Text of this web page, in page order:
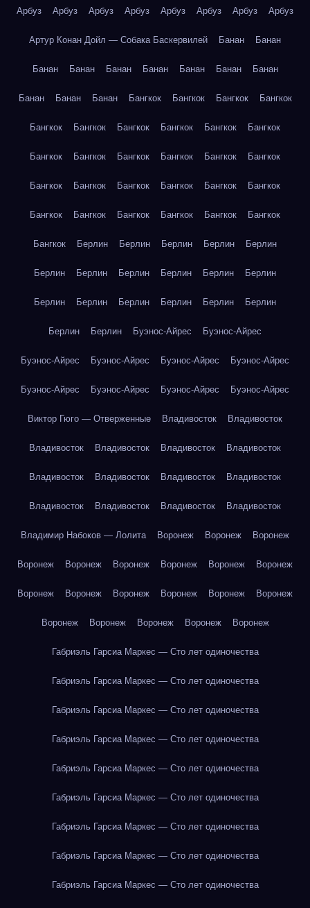
Арбуз Арбуз Арбуз Арбуз Арбуз Арбуз Арбуз Арбуз
Артур Конан Дойл — Собака Баскервилей Банан Банан
Банан Банан Банан Банан Банан Банан Банан
Банан Банан Банан Бангкок Бангкок Бангкок Бангкок
Бангкок Бангкок Бангкок Бангкок Бангкок Бангкок
Бангкок Бангкок Бангкок Бангкок Бангкок Бангкок
Бангкок Бангкок Бангкок Бангкок Бангкок Бангкок
Бангкок Бангкок Бангкок Бангкок Бангкок Бангкок
Бангкок Берлин Берлин Берлин Берлин Берлин
Берлин Берлин Берлин Берлин Берлин Берлин
Берлин Берлин Берлин Берлин Берлин Берлин
Берлин Берлин Буэнос-Айрес Буэнос-Айрес
Буэнос-Айрес Буэнос-Айрес Буэнос-Айрес Буэнос-Айрес
Буэнос-Айрес Буэнос-Айрес Буэнос-Айрес Буэнос-Айрес
Виктор Гюго — Отверженные Владивосток Владивосток
Владивосток Владивосток Владивосток Владивосток
Владивосток Владивосток Владивосток Владивосток
Владивосток Владивосток Владивосток Владивосток
Владимир Набоков — Лолита Воронеж Воронеж Воронеж
Воронеж Воронеж Воронеж Воронеж Воронеж Воронеж
Воронеж Воронеж Воронеж Воронеж Воронеж Воронеж
Воронеж Воронеж Воронеж Воронеж Воронеж
Габриэль Гарсиа Маркес — Сто лет одиночества
Габриэль Гарсиа Маркес — Сто лет одиночества
Габриэль Гарсиа Маркес — Сто лет одиночества
Габриэль Гарсиа Маркес — Сто лет одиночества
Габриэль Гарсиа Маркес — Сто лет одиночества
Габриэль Гарсиа Маркес — Сто лет одиночества
Габриэль Гарсиа Маркес — Сто лет одиночества
Габриэль Гарсиа Маркес — Сто лет одиночества
Габриэль Гарсиа Маркес — Сто лет одиночества